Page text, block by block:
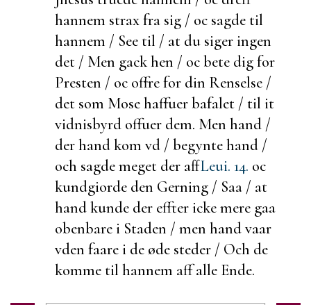
hannem strax fra sig / oc sagde til
hannem / See til / at du siger ingen
det / Men gack hen / ocbete dig for
Presten / oc offre for din Renselse /
det som Mose haffuer bafalet / til it
vidnisbyrd offuer dem. Men hand /
der hand kom vd / begynte hand /
och sagde meget der affLeui. 14. oc
kundgiorde den Gerning / Saa / at
hand kunde der effter icke mere gaa
obenbare i Staden / men hand vaar
vden faare i de øde steder / Och de
komme til hannem aff alle Ende.